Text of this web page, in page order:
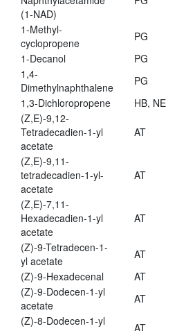
(1-NAD)
1-Methyl-
cyclopropene
PG
1-Decanol
PG
1,4-
Dimethylnaphthalene
PG
1,3-Dichloropropene
HB, NE
(Z,E)-9,12-
Tetradecadien-1-yl
acetate
AT
(Z,E)-9,11-
tetradecadien-1-yl-
acetate
AT
(Z,E)-7,11-
Hexadecadien-1-yl
acetate
AT
(Z)-9-Tetradecen-1-
yl acetate
AT
(Z)-9-Hexadecenal
AT
(Z)-9-Dodecen-1-yl
acetate
AT
(Z)-8-Dodecen-1-yl
AT